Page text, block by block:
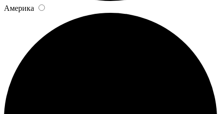
Америка